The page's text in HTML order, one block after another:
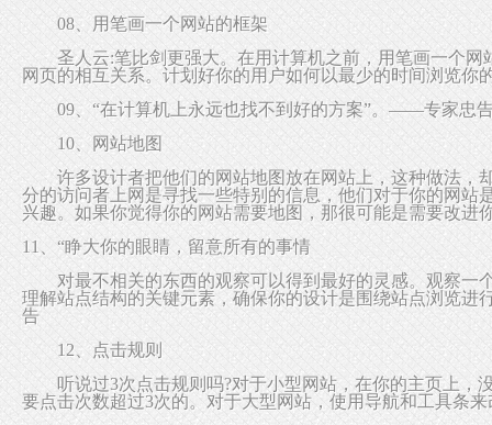
08、用笔画一个网站的框架
圣人云:笔比剑更强大。在用计算机之前，用笔画一个网
网页的相互关系。计划好你的用户如何以最少的时间浏览你
09、“在计算机上永远也找不到好的方案”。——专家忠
10、网站地图
许多设计者把他们的网站地图放在网站上，这种做法，
分的访问者上网是寻找一些特别的信息，他们对于你的网站
兴趣。如果你觉得你的网站需要地图，那很可能是需要改进
11、“睁大你的眼睛，留意所有的事情
对最不相关的东西的观察可以得到最好的灵感。观察一
理解站点结构的关键元素，确保你的设计是围绕站点浏
告
12、点击规则
听说过3次点击规则吗?对于小型网站，在你的主页上，
要点击次数超过3次的。对于大型网站，使用导航和工具条